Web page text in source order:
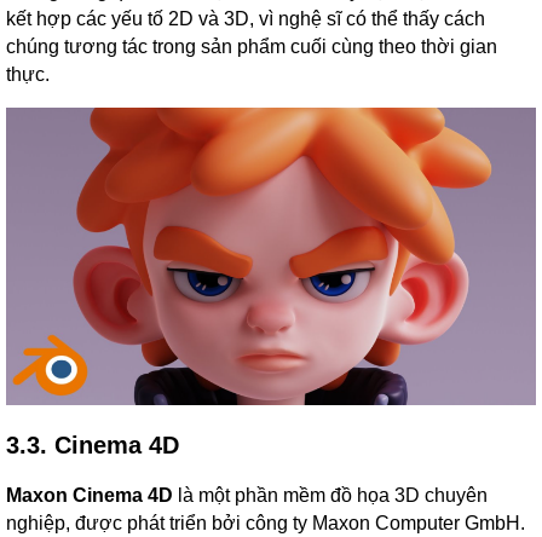
kết hợp các yếu tố 2D và 3D, vì nghệ sĩ có thể thấy cách
chúng tương tác trong sản phẩm cuối cùng theo thời gian
thực.
3.3. Cinema 4D
Maxon Cinema 4D là một phần mềm đồ họa 3D chuyên
nghiệp, được phát triển bởi công ty Maxon Computer GmbH.